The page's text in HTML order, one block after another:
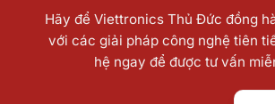
Hãy để Viettronics Thủ Đức đồng
với các giải pháp công nghệ tiên
hệ ngay để được tư vấn